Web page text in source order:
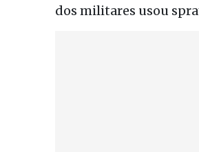
dos militares usou